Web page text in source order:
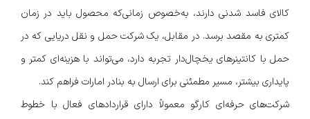
کالای فاسد شدنی دارند، به‌خصوص زمانی‌که محصول باید در زمان
کمتری به مقصد برسد. در مقابل، یک شرکت حمل و نقل دریایی که در
حمل با کانتینرهای یخچال‌دار تجربه دارد، می‌تواند با هزینه‌ای کمتر و
پایداری بیشتر، مسیر مطمئنی برای ارسال به بنادر امارات فراهم کند.
شرکت‌های حرفه‌ای کارگو معمولاً دارای قراردادهای فعال با خطوط